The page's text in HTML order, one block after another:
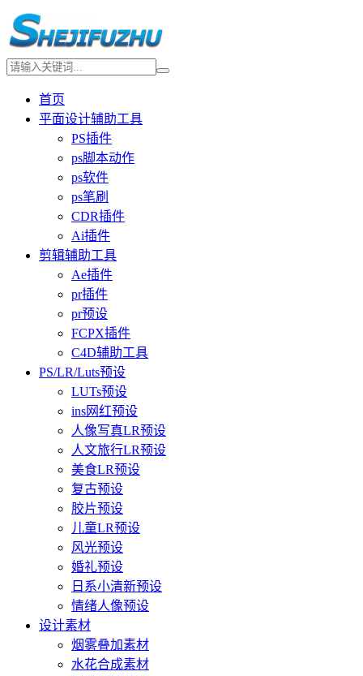
首页
平面设计辅助工具
PS插件
ps脚本动作
ps软件
ps笔刷
CDR插件
Ai插件
剪辑辅助工具
Ae插件
pr插件
pr预设
FCPX插件
C4D辅助工具
PS/LR/Luts预设
LUTs预设
ins网红预设
人像写真LR预设
人文旅行LR预设
美食LR预设
复古预设
胶片预设
儿童LR预设
风光预设
婚礼预设
日系小清新预设
情绪人像预设
设计素材
烟雾叠加素材
水花合成素材